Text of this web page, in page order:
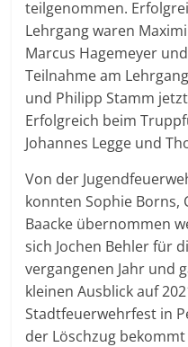
teilgenommen.
Lehrgang waren
Marcus Hagemeyer
Teilnahme am
und Philipp Stamm
Erfolgreich beim
Johannes Legge und
Von der
konnten Sophie Borns,
Baacke übernommen
sich Jochen Behler für
vergangenen Jahr und
kleinen Ausblick auf
Stadtfeuerwehrfest in
der Löschzug